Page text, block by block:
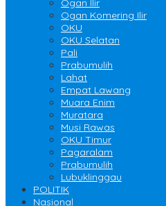
Ogan Ilir
Ogan Komering Ilir
OKU
OKU Selatan
Pali
Prabumulih
Lahat
Empat Lawang
Muara Enim
Muratara
Musi Rawas
OKU Timur
Pagaralam
Prabumulih
Lubuklinggau
POLITIK
Nasional